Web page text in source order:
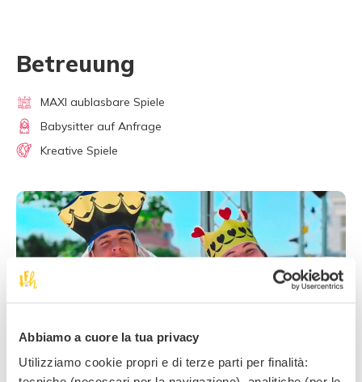
Abbiamo a cuore la tua privacy
Utilizziamo cookie propri e di terze parti per finalità:
Betreuung
MAXI aublasbare Spiele
Babysitter auf Anfrage
Kreative Spiele